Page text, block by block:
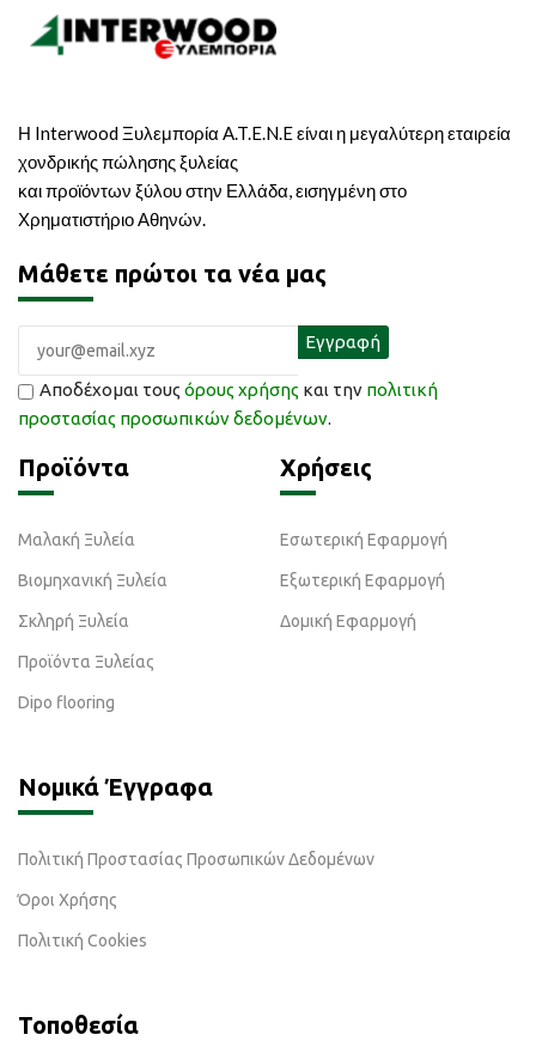
Η Interwood Ξυλεμπορία A.T.E.N.E είναι η μεγαλύτερη εταιρεία
χονδρικής πώλησης ξυλείας
και προϊόντων ξύλου στην Ελλάδα, εισηγμένη στο
Χρηματιστήριο Αθηνών.
Μάθετε πρώτοι τα νέα μας
Αποδέχομαι τους όρους χρήσης και την πολιτική
προστασίας προσωπικών δεδομένων.
Προϊόντα
Μαλακή Ξυλεία
Βιομηχανική Ξυλεία
Σκληρή Ξυλεία
Προϊόντα Ξυλείας
Dipo flooring
Χρήσεις
Εσωτερική Εφαρμογή
Εξωτερική Εφαρμογή
Δομική Εφαρμογή
Νομικά Έγγραφα
Πολιτική Προστασίας Προσωπικών Δεδομένων
Όροι Χρήσης
Πολιτική Cookies
Τοποθεσία